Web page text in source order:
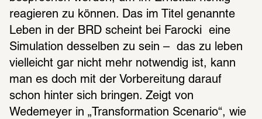
reagieren zu können. Das im Titel genannte
Leben in der BRD scheint bei Farocki  eine
Simulation desselben zu sein –  das zu leben
vielleicht gar nicht mehr notwendig ist, kann
man es doch mit der Vorbereitung darauf
schon hinter sich bringen. Zeigt von
Wedemeyer in „Transformation Scenario“, wie